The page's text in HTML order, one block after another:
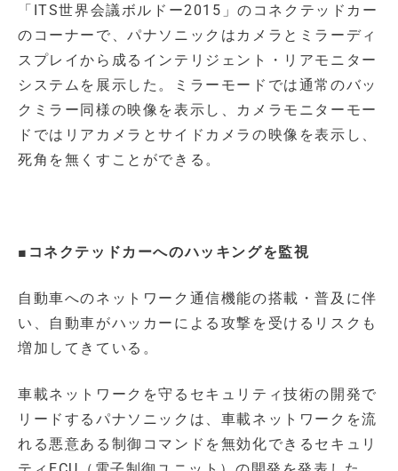
「ITS世界会議ボルドー2015」のコネクテッドカー
のコーナーで、パナソニックはカメラとミラーディ
スプレイから成るインテリジェント・リアモニター
システムを展示した。ミラーモードでは通常のバッ
クミラー同様の映像を表示し、カメラモニターモー
ドではリアカメラとサイドカメラの映像を表示し、
死角を無くすことができる。
■コネクテッドカーへのハッキングを監視
自動車へのネットワーク通信機能の搭載・普及に伴
い、自動車がハッカーによる攻撃を受けるリスクも
増加してきている。
車載ネットワークを守るセキュリティ技術の開発で
リードするパナソニックは、車載ネットワークを流
れる悪意ある制御コマンドを無効化できるセキュリ